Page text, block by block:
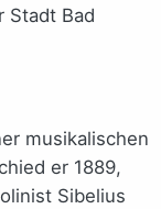
Stadt Bad
musikalischen
er 1889,
Sibelius